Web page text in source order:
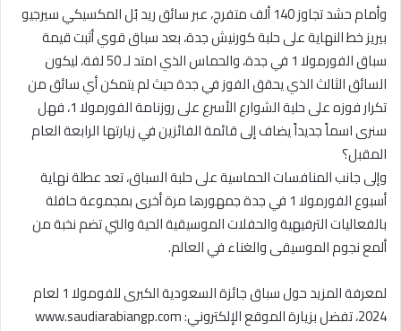
وأمام حشد تجاوز 140 ألف متفرج، عبر سائق ريد بُل المكسيكي سيرجيو
بيريز خط النهاية على حلبة كورنيش جدة، بعد سباق قوي أثبت قيمة
سباق الفورمولا 1 في جدة، والحماس الذي امتد لـ 50 لفة، ليكون
السائق الثالث الذي يحقق الفوز في جدة حيث لم يتمكن أي سائق من
تكرار فوزه على حلبة الشوارع الأسرع على روزنامة الفورمولا 1، فهل
سنرى اسماً جديداً يضاف إلى قائمة الفائزين في زيارتها الرابعة العام
المقبل؟
وإلى جانب المنافسات الحماسية على حلبة السباق، تعد عطلة نهاية
أسبوع الفورمولا 1 في جدة جمهورها مرة أخرى بمجموعة حافلة
بالفعاليات الترفيهية والحفلات الموسيقية الحية والتي تضم نخبة من
ألمع نجوم الموسيقى والغناء في العالم.
لمعرفة المزيد حول سباق جائزة السعودية الكبرى للفومولا 1 لعام
2024، تفضل بزيارة الموقع الإلكتروني: www.saudiarabiangp.com